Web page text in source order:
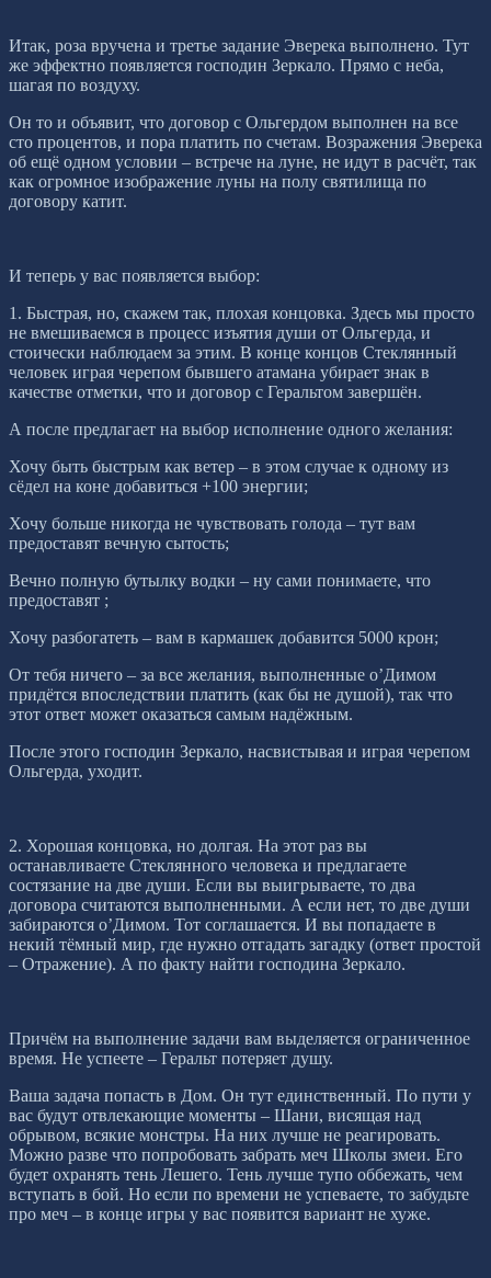
Итак, роза вручена и третье задание Эверека выполнено. Тут
же эффектно появляется господин Зеркало. Прямо с неба,
шагая по воздуху.
Он то и объявит, что договор с Ольгердом выполнен на все
сто процентов, и пора платить по счетам. Возражения Эверека
об ещё одном условии – встрече на луне, не идут в расчёт, так
как огромное изображение луны на полу святилища по
договору катит.
И теперь у вас появляется выбор:
1. Быстрая, но, скажем так, плохая концовка. Здесь мы просто
не вмешиваемся в процесс изъятия души от Ольгерда, и
стоически наблюдаем за этим. В конце концов Стеклянный
человек играя черепом бывшего атамана убирает знак в
качестве отметки, что и договор с Геральтом завершён.
А после предлагает на выбор исполнение одного желания:
Хочу быть быстрым как ветер – в этом случае к одному из
сёдел на коне добавиться +100 энергии;
Хочу больше никогда не чувствовать голода – тут вам
предоставят вечную сытость;
Вечно полную бутылку водки – ну сами понимаете, что
предоставят ;
Хочу разбогатеть – вам в кармашек добавится 5000 крон;
От тебя ничего – за все желания, выполненные о’Димом
придётся впоследствии платить (как бы не душой), так что
этот ответ может оказаться самым надёжным.
После этого господин Зеркало, насвистывая и играя черепом
Ольгерда, уходит.
2. Хорошая концовка, но долгая. На этот раз вы
останавливаете Стеклянного человека и предлагаете
состязание на две души. Если вы выигрываете, то два
договора считаются выполненными. А если нет, то две души
забираются о’Димом. Тот соглашается. И вы попадаете в
некий тёмный мир, где нужно отгадать загадку (ответ простой
– Отражение). А по факту найти господина Зеркало.
Причём на выполнение задачи вам выделяется ограниченное
время. Не успеете – Геральт потеряет душу.
Ваша задача попасть в Дом. Он тут единственный. По пути у
вас будут отвлекающие моменты – Шани, висящая над
обрывом, всякие монстры. На них лучше не реагировать.
Можно разве что попробовать забрать меч Школы змеи. Его
будет охранять тень Лешего. Тень лучше тупо оббежать, чем
вступать в бой. Но если по времени не успеваете, то забудьте
про меч – в конце игры у вас появится вариант не хуже.